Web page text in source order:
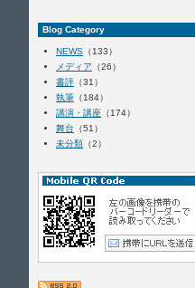
Blog Category
NEWS （133）
メディア （26）
書評 （31）
執筆 （184）
講演・講座 （174）
舞台 （51）
未分類 （2）